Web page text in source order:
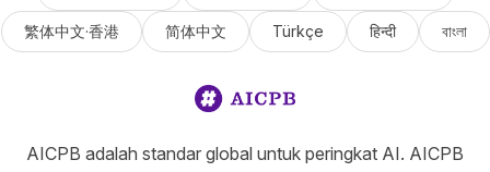
繁体中文·香港 简体中文 Türkçe हिन्दी বাংলা
AICPB adalah standar global untuk peringkat AI. AICPB